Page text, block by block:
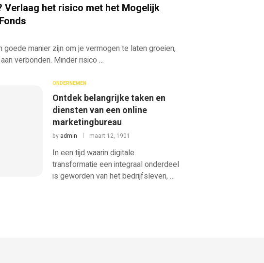
Verlaag het risico met het Mogelijk
manier zijn om je vermogen te laten groeien,
verbonden. Minder risico …
ONDERNEMEN
Ontdek belangrijke taken en
diensten van een online
marketingbureau
by admin maart 12, 1901
In een tijd waarin digitale
transformatie een integraal onderdeel
is geworden van het bedrijfsleven, …